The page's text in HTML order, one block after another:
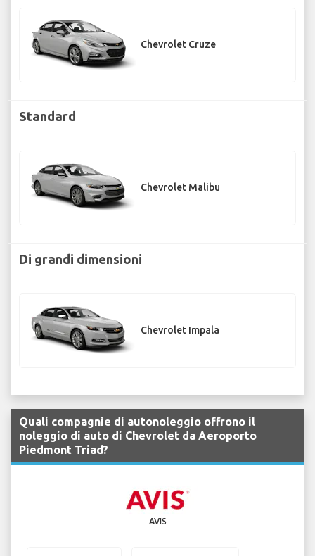
Chevrolet Cruze
Standard
Chevrolet Malibu
Di grandi dimensioni
Chevrolet Impala
Quali compagnie di autonoleggio offrono il
noleggio di auto di Chevrolet da Aeroporto
Piedmont Triad?
AVIS